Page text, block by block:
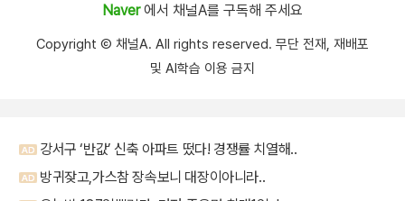
Naver에서 채널A를 구독해 주세요
Copyright Ⓒ 채널A. All rights reserved. 무단 전재, 재배포
및 AI학습 이용 금지